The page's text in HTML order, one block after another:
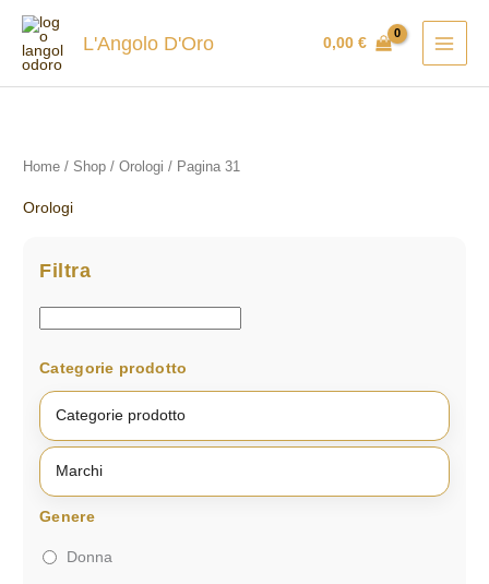
contenuto
L'Angolo D'Oro 0,00€
Home / Shop /Orologi / Pagina 31
Orologi
Filtra
Categorie prodotto
Genere
Donna